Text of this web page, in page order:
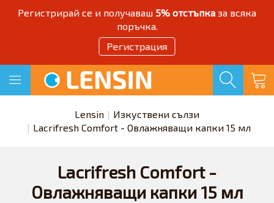
Регистрирай се и получаваш 5% отстъпка за всяка
поръчка.
Регистрация
Lensin
Изкуствени сълзи
Lacrifresh Comfort - Овлажняващи капки 15 мл
Lacrifresh Comfort -
Овлажняващи капки 15 мл